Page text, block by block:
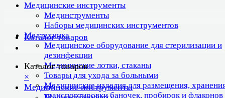
Медицинские инструменты
Мединструменты
Наборы медицинских инструментов
Медтехника
Медицинское оборудование для стерилизации и
дезинфекции
Медицинские лотки, стаканы
Товары для ухода за больными
Медицинские изделия для размещения,
транспортировки баночек, пробирок и флаконов
Каталог товаров
Каталог товаров
×
Медицинские инструменты